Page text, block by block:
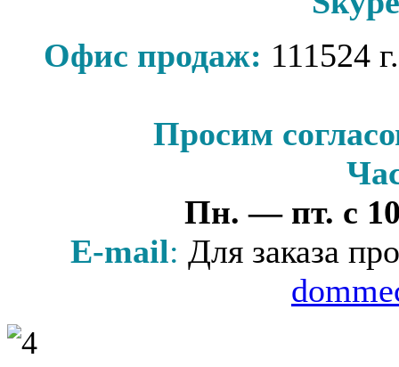
Офис продаж: 111524
Просим
Пн. — пт. с
Е-mail: Для заказа